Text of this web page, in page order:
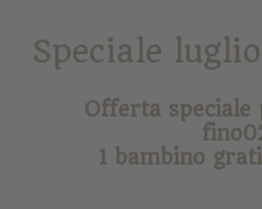
Speciale
Offerta speciale
1 bambino